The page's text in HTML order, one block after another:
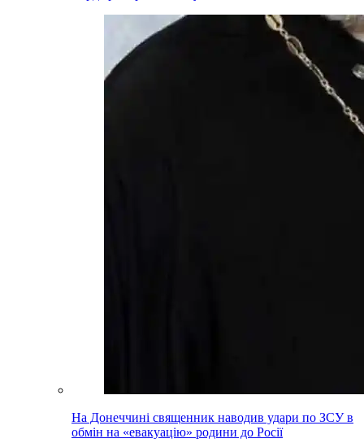
На Донеччині священник наводив удари по ЗСУ в
обмін на «евакуацію» родини до Росії